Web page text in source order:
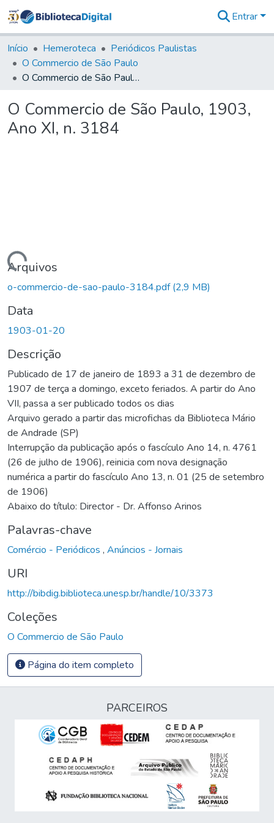
&
Coleções
Tudo na
Biblioteca
Estatísticas
Entrar
Início Hemeroteca
Periódicos Paulistas
O Commercio de São Paulo
O Commercio de São Paulo, 1903, Ano XI, n. 3184
O Commercio de São Paulo, 1903,
Ano XI, n. 3184
Carregando...
Arquivos
o-commercio-de-sao-paulo-3184.pdf(2,9 MB)
Data
1903-01-20
Descrição
Publicado de 17 de janeiro de 1893 a 31 de dezembro de
1907 de terça a domingo, exceto feriados. A partir do Ano
VII, passa a ser publicado todos os dias
Arquivo gerado a partir das microfichas da Biblioteca Mário
de Andrade (SP)
Interrupção da publicação após o fascículo Ano 14, n. 4761
(26 de julho de 1906), reinicia com nova designação
numérica a partir do fascículo Ano 13, n. 01 (25 de setembro
de 1906)
Abaixo do título: Director - Dr. Affonso Arinos
Palavras-chave
Comércio - Periódicos , Anúncios - Jornais
URI
http://bibdig.biblioteca.unesp.br/handle/10/3373
Coleções
O Commercio de São Paulo
Página do item completo
PARCEIROS